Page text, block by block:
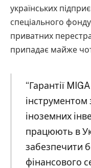
українських
спеціального
приватних
припадає майже
“Гарантії
іноземних
працюють в
забезпечити
фінансового